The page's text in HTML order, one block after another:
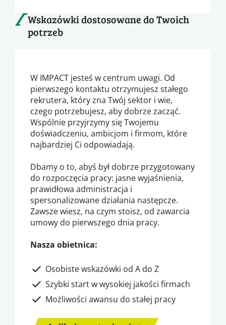
Wskazówki dostosowane do Twoich
potrzeb
W IMPACT jesteś w centrum uwagi. Od
pierwszego kontaktu otrzymujesz stałego
rekrutera, który zna Twój sektor i wie,
czego potrzebujesz, aby dobrze zacząć.
Wspólnie przyjrzymy się Twojemu
doświadczeniu, ambicjom i firmom, które
najbardziej Ci odpowiadają.
Dbamy o to, abyś był dobrze przygotowany
do rozpoczęcia pracy: jasne wyjaśnienia,
prawidłowa administracja i
spersonalizowane działania następcze.
Zawsze wiesz, na czym stoisz, od zawarcia
umowy do pierwszego dnia pracy.
Nasza obietnica:
Osobiste wskazówki od A do Z
Szybki start w wysokiej jakości firmach
Możliwości awansu do stałej pracy